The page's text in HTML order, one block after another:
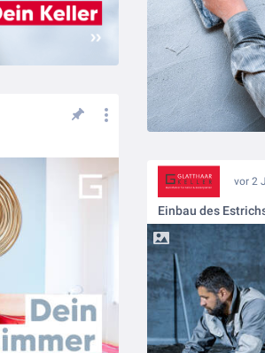
vor 2
Einbau des